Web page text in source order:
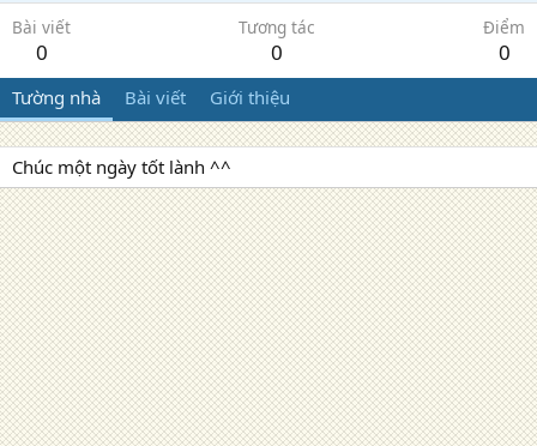
Bài viết
0
Tương tác
0
Điểm
0
Tường nhà Bài viết Giới thiệu
Chúc một ngày tốt lành ^^